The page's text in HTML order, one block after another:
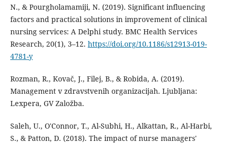
N., & Pourgholamamiji, N. (2019). Significant influencing
factors and practical solutions in improvement of clinical
nursing services: A Delphi study. BMC Health Services
Research, 20(1), 3–12. https://doi.org/10.1186/s12913-019-
4781-y
Rozman, R., Kovač, J., Filej, B., & Robida, A. (2019).
Management v zdravstvenih organizacijah. Ljubljana:
Lexpera, GV Založba.
Saleh, U., O'Connor, T., Al-Subhi, H., Alkattan, R., Al-Harbi,
S., & Patton, D. (2018). The impact of nurse managers'